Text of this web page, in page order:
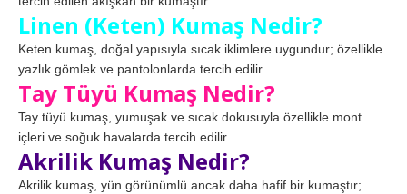
Linen (Keten) Kumaş Nedir?
Keten kumaş, doğal yapısıyla sıcak iklimlere uygundur; özellikle
yazlık gömlek ve pantolonlarda tercih edilir.
Tay Tüyü Kumaş Nedir?
Tay tüyü kumaş, yumuşak ve sıcak dokusuyla özellikle mont
içleri ve soğuk havalarda tercih edilir.
Akrilik Kumaş Nedir?
Akrilik kumaş, yün görünümlü ancak daha hafif bir kumaştır;